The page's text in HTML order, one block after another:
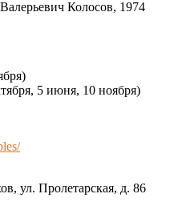
Колосов, 1974
5 июня, 10 ноября)
ул. Пролетарская, д. 86